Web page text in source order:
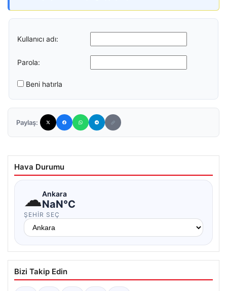
Kullanıcı adı:
Parola:
Beni hatırla
Paylaş:
Hava Durumu
☁Ankara
NaN°C
ŞEHIR SEÇ
Bizi Takip Edin